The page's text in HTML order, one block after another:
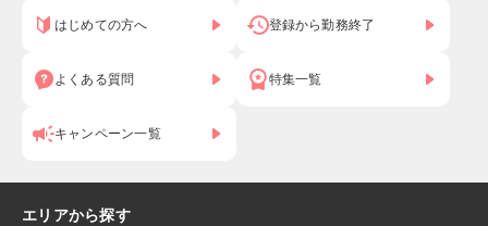
はじめての方へ 登録から勤務終了
よくある質問 特集一覧
キャンペーン一覧
エリアから探す